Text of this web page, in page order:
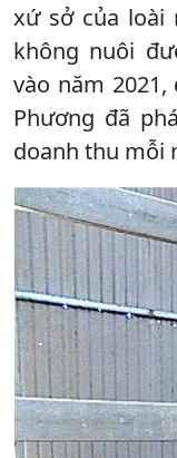
xứ sở của loài
không nuôi
vào năm
Phương đã
doanh thu mỗi